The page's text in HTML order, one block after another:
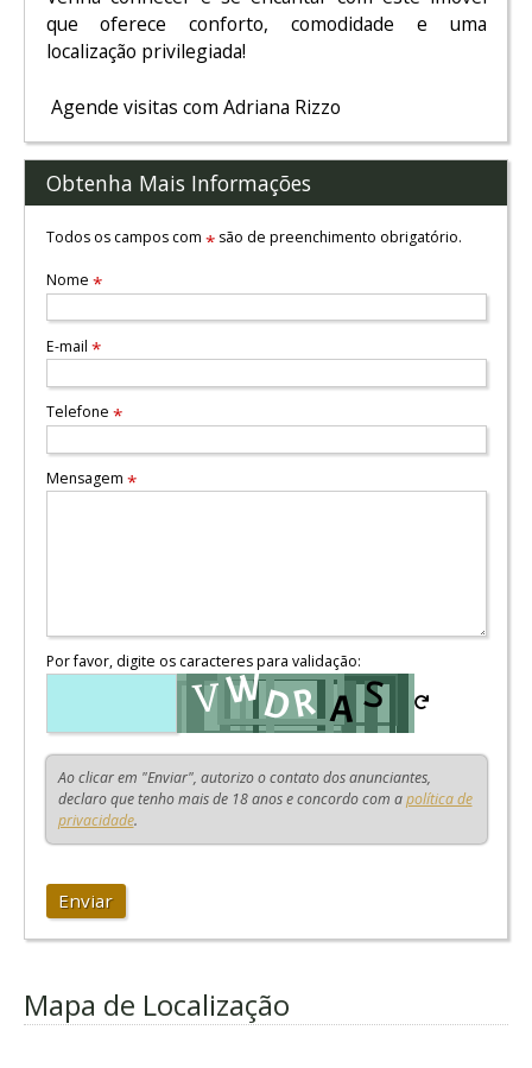
que oferece conforto, comodidade e uma
localização privilegiada!
Agende visitas com Adriana Rizzo
Obtenha Mais Informações
Todos os campos com *são de preenchimento obrigatório.
Nome *
E-mail *
Telefone *
Mensagem *
Por favor, digite os caracteres para validação:
Ao clicar em "Enviar", autorizo o contato dos anunciantes,
declaro que tenho mais de 18 anos e concordo com apolítica de
privacidade.
Enviar
Mapa de Localização